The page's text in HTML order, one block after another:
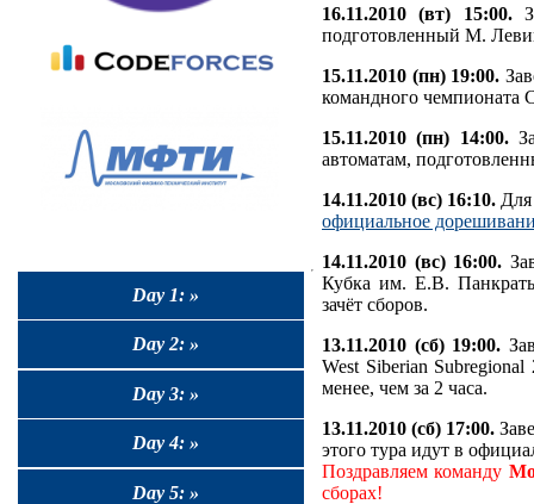
Day 1: »
Day 2: »
Day 3: »
Day 4: »
Day 5: »
16.11.2010 (вт) 15:00.
подготовленный М.
15.11.2010 (пн) 19:00.
командного чемпионата
15.11.2010 (пн) 14:00.
автоматам,
14.11.2010 (вс) 16:10. Для
официальное
14.11.2010 (вс) 16:00.
Кубка им. Е.В.
зачёт сборов.
13.11.2010 (сб) 19:00.
West Siberian
менее, чем за 2 часа.
13.11.2010 (сб) 17:00.
этого тура идут в
Поздравляем команду
сборах!